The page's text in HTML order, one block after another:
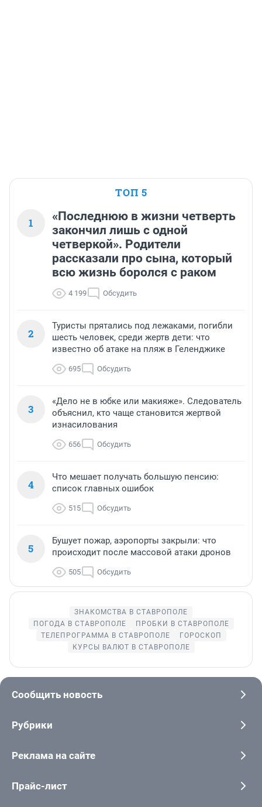
ТОП 5
1
«Последнюю в жизни четверть
закончил лишь с одной
четверкой». Родители
рассказали про сына, который
всю жизнь боролся с раком
4 199 Обсудить
2
Туристы прятались под лежаками, погибли
шесть человек, среди жертв дети: что
известно об атаке на пляж в Геленджике
695 Обсудить
3
«Дело не в юбке или макияже». Следователь
объяснил, кто чаще становится жертвой
изнасилования
656 Обсудить
4
Что мешает получать большую пенсию:
список главных ошибок
515 Обсудить
5
Бушует пожар, аэропорты закрыли: что
происходит после массовой атаки дронов
505 Обсудить
ЗНАКОМСТВА В СТАВРОПОЛЕ
ПОГОДА В СТАВРОПОЛЕ
ПРОБКИ В СТАВРОПОЛЕ
ТЕЛЕПРОГРАММА В СТАВРОПОЛЕ
ГОРОСКОП
КУРСЫ ВАЛЮТ В СТАВРОПОЛЕ
Сообщить новость
Рубрики
Реклама на сайте
Прайс-лист